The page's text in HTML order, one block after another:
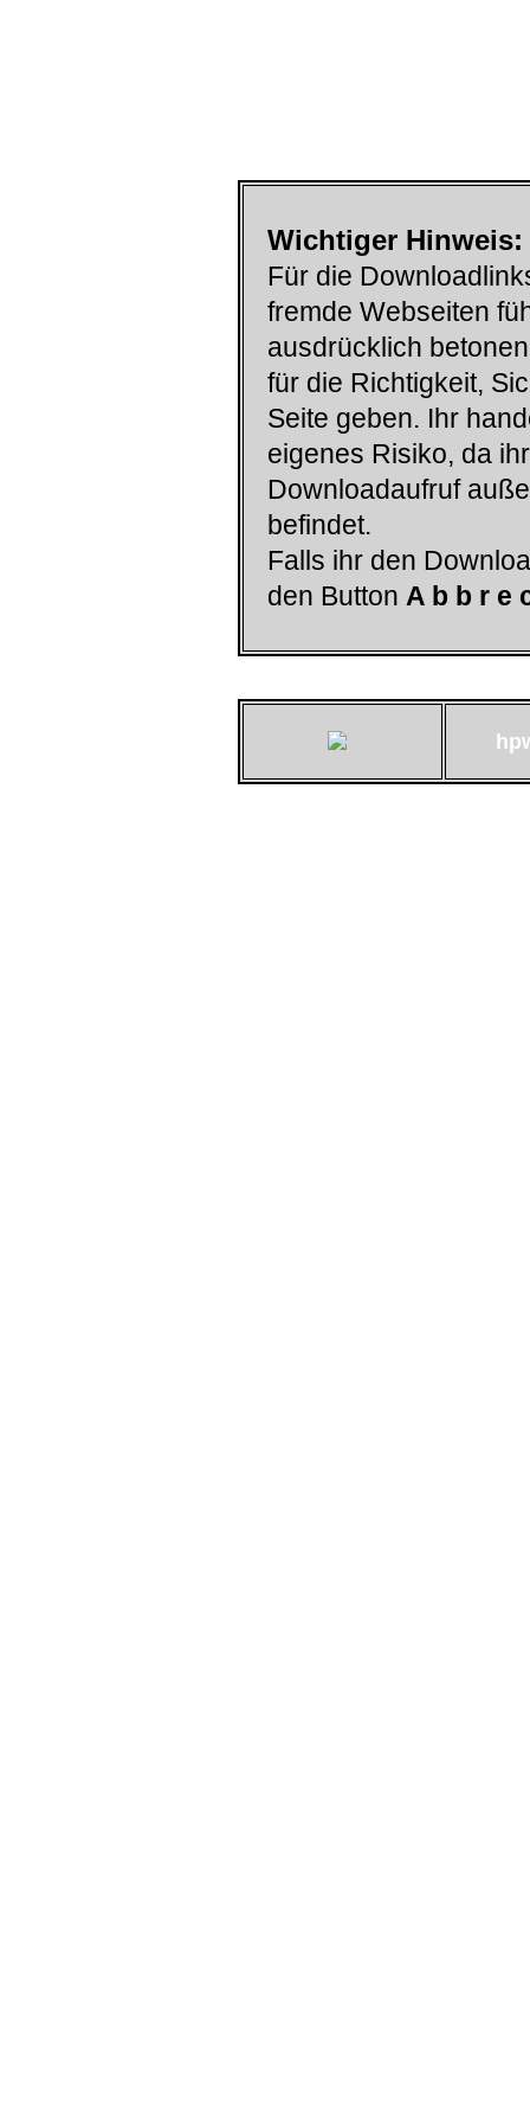
Wichtiger Hinweis:
Für die
fremde Webseiten
ausdrücklich
für die Richtigkeit,
Seite geben. Ihr
eigenes Risiko, da
Downloadaufruf
befindet.
Falls ihr den
den Button A b b r e